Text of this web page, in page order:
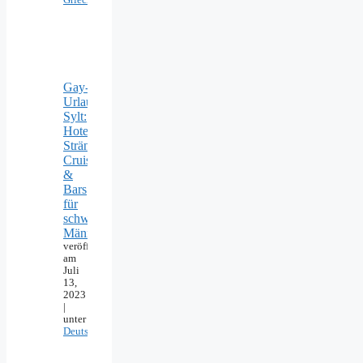
Gay-
Urlaub
Sylt:
Hotels,
Strände,
Cruising
&
Bars
für
schwule
Männer
veröffentlicht
am
Juli
13,
2023
unter
Deutschland